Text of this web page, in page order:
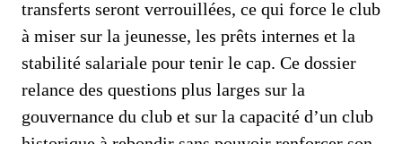
transferts seront verrouillées, ce qui force le club
à miser sur la jeunesse, les prêts internes et la
stabilité salariale pour tenir le cap. Ce dossier
relance des questions plus larges sur la
gouvernance du club et sur la capacité d’un club